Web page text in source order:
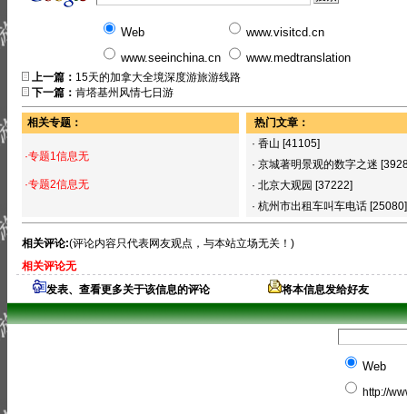
Web
www.visitcd.cn
www.seeinchina.cn
www.medtranslation
上一篇： 15天的加拿大全境深度游旅游线路
下一篇： 肯塔基州风情七日游
相关专题：
·专题1信息无
·专题2信息无
热门文章：
· 香山 [41105]
· 京城著明景观的数字之迷
· 北京大观园 [37222]
· 杭州市出租车叫车电话 [25080]
相关评论:(评论内容只代表网友观点，与本站立场无关！)
相关评论无
发表、查看更多关于该信息的评论
将本信息发给好友
Web
http://